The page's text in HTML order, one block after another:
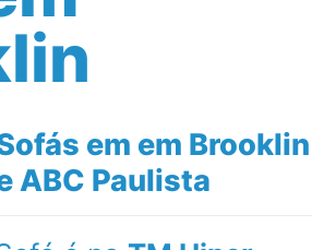
em em Brooklin
ABC Paulista